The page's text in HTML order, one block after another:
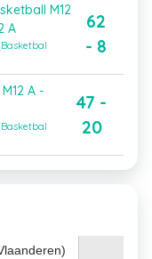
M12
A
62
- 8
A -
47 -
20